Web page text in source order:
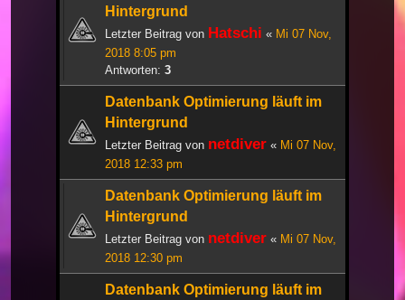
Hintergrund
Letzter Beitrag von Hatschi « Mi 07 Nov,
2018 8:05 pm
Antworten: 3
Datenbank Optimierung läuft im
Hintergrund
Letzter Beitrag von netdiver « Mi 07 Nov,
2018 12:33 pm
Datenbank Optimierung läuft im
Hintergrund
Letzter Beitrag von netdiver « Mi 07 Nov,
2018 12:30 pm
Datenbank Optimierung läuft im